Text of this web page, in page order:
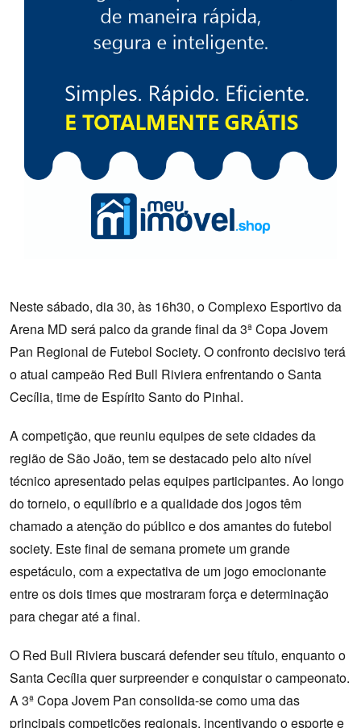
Neste sábado, dia 30, às 16h30, o Complexo Esportivo da
Arena MD será palco da grande final da 3ª Copa Jovem
Pan Regional de Futebol Society. O confronto decisivo terá
o atual campeão Red Bull Riviera enfrentando o Santa
Cecília, time de Espírito Santo do Pinhal.
A competição, que reuniu equipes de sete cidades da
região de São João, tem se destacado pelo alto nível
técnico apresentado pelas equipes participantes. Ao longo
do torneio, o equilíbrio e a qualidade dos jogos têm
chamado a atenção do público e dos amantes do futebol
society. Este final de semana promete um grande
espetáculo, com a expectativa de um jogo emocionante
entre os dois times que mostraram força e determinação
para chegar até a final.
O Red Bull Riviera buscará defender seu título, enquanto o
Santa Cecília quer surpreender e conquistar o campeonato.
A 3ª Copa Jovem Pan consolida-se como uma das
principais competições regionais, incentivando o esporte e